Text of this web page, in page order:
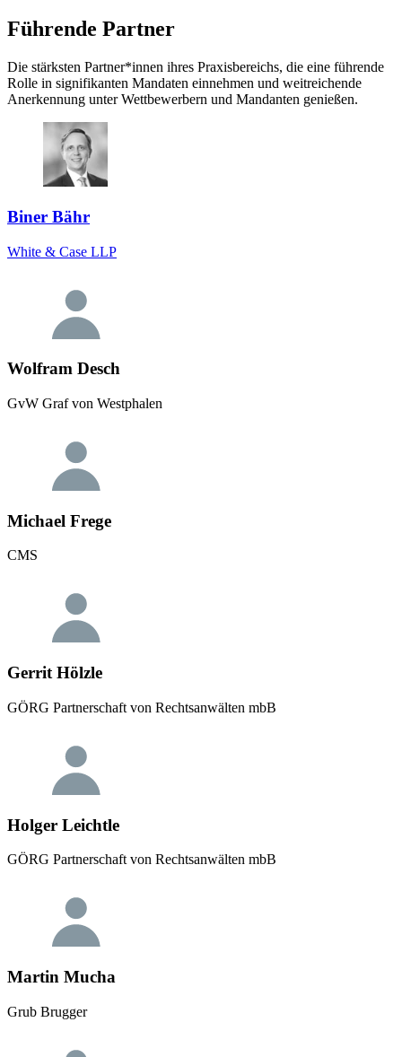
Führende Partner
Die stärksten Partner*innen ihres Praxisbereichs, die eine führende
Rolle in signifikanten Mandaten einnehmen und weitreichende
Anerkennung unter Wettbewerbern und Mandanten genießen.
Biner Bähr
White & Case LLP
Wolfram Desch
GvW Graf von Westphalen
Michael Frege
CMS
Gerrit Hölzle
GÖRG Partnerschaft von Rechtsanwälten mbB
Holger Leichtle
GÖRG Partnerschaft von Rechtsanwälten mbB
Martin Mucha
Grub Brugger